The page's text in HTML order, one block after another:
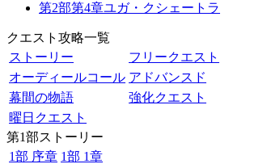
第2部第4章ユガ・クシェートラ
クエスト攻略一覧
ストーリー
フリークエスト
オーディールコール アドバンスド
幕間の物語
強化クエスト
曜日クエスト
第1部ストーリー
1部 序章 1部 1章